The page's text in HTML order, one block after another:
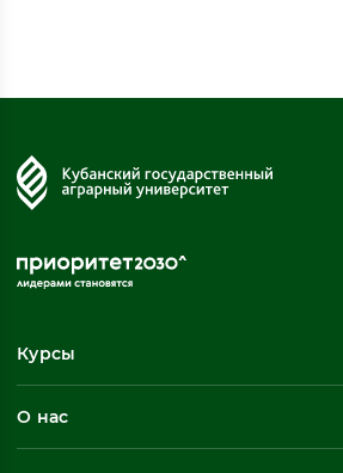
Курсы
Повышение квалификации
Профессиональная переподготовка
О нас